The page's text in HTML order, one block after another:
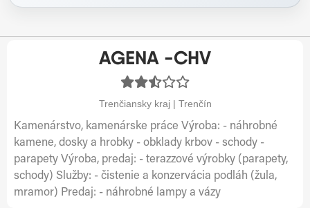
AGENA -CHV
Trenčiansky kraj | Trenčín
Kamenárstvo, kamenárske práce Výroba: - náhrobné
kamene, dosky a hrobky - obklady krbov - schody -
parapety Výroba, predaj: - terazzové výrobky (parapety,
schody) Služby: - čistenie a konzervácia podláh (žula,
mramor) Predaj: - náhrobné lampy a vázy